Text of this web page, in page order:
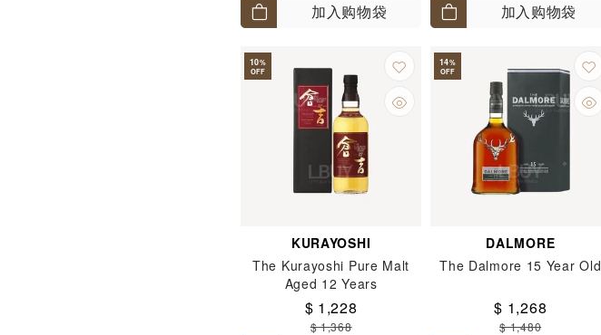
加入购物袋 加入购物袋
10%
OFF
KURAYOSHI
The Kurayoshi Pure Malt
Aged 12 Years
$ 1,228
$ 1,368
14%
OFF
DALMORE
The Dalmore 15 Year Old
$ 1,268
$ 1,480